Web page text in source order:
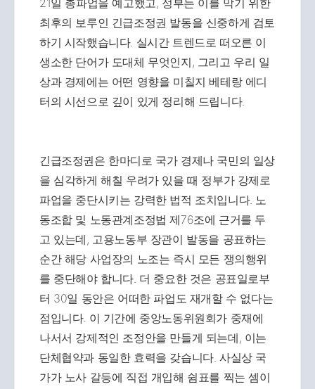
21일 총파업을 예고했고, 정부는 이를 막기 위한
최후의 보루인 긴급조정권 발동을 신중하게 검토
하기 시작했습니다. 실시간 트렌드로 떠오른 이
생소한 단어가 도대체 무엇인지, 그리고 우리 일
상과 경제에는 어떤 영향을 미칠지 베테랑 에디
터의 시선으로 깊이 있게 정리해 드립니다.
긴급조정권은 한마디로 국가 경제나 국민의 일상
을 심각하게 해칠 우려가 있을 때 정부가 강제로
파업을 중단시키는 강력한 법적 조치입니다. 노
동조합 및 노동관계조정법 제76조에 근거를 두
고 있는데, 고용노동부 장관이 발동을 공표하는
순간 해당 사업장의 노조는 즉시 모든 쟁의행위
를 중단해야 합니다. 더 중요한 것은 공표일로부
터 30일 동안은 어떠한 파업도 재개할 수 없다는
점입니다. 이 기간에 중앙노동위원회가 중재에
나서서 강제적인 조정안을 만들게 되는데, 이는
단체협약과 동일한 효력을 갖습니다. 사실상 국
가가 노사 갈등에 직접 개입해 쉼표를 찍는 셈이